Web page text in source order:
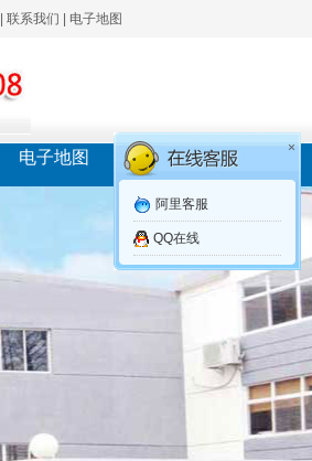
联系我们 电子地图
电子地图 ×
阿里客服
QQ在线